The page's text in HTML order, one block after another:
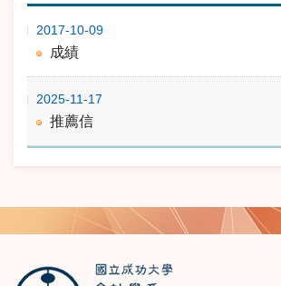
標 題
成績
2017-10-09
推薦信
2025-11-17